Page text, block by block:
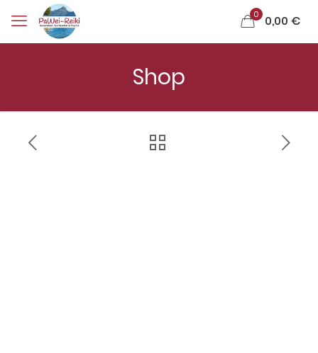
0 0,00 €
Shop